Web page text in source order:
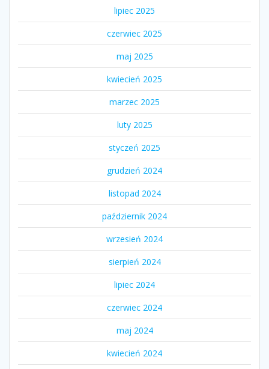
lipiec 2025
czerwiec 2025
maj 2025
kwiecień 2025
marzec 2025
luty 2025
styczeń 2025
grudzień 2024
listopad 2024
październik 2024
wrzesień 2024
sierpień 2024
lipiec 2024
czerwiec 2024
maj 2024
kwiecień 2024